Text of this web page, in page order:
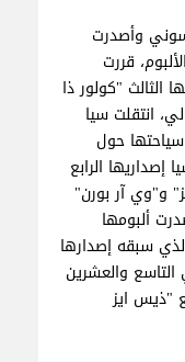
سوني وأصدرت
قررت
الثالث "كولور ذا
التالي، انتقلت سيا
سياحتها حول
إصداريها الرابع
و"وي آر بورن"
تواليّا. عام 2014، أصدرت ألبومها
سبقه إصدارها
والعشرين
"ذيس ايز